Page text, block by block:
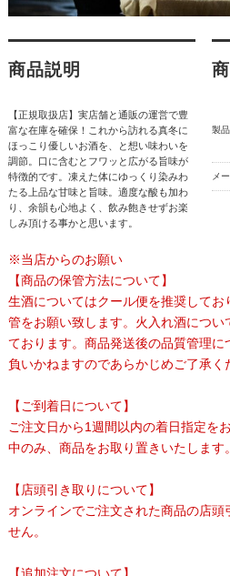
商品説明
【正規取扱店】実店舗と通販の運営で豊
富な在庫を確保！これから訪れる真冬に
ほっこり優しいお酒を、と想い味わいを
調節。口に含むとフワッと広がる旨味が
特徴的です。凍えた体にゆっくり染みわ
たる上品な甘味と旨味。適度な酸も加わ
り、余韻も心地よく、飲み飽きせずお楽
しみ頂ける事かと思います。
製
メ
※当店からのお願い
【商品の保管方法について】
生酒についてはクール便を推奨して
管をお願い致します。火入れ酒につい
ております。商品発送後の品質管理
負いかねますのであらかじめご了承く
【ご到着日について】
ご注文日から1週間以内の着日指定を
中のみ、商品をお取り置きいたします。
【店頭引き取りについて】
オンラインでご注文された商品の店頭
せん。